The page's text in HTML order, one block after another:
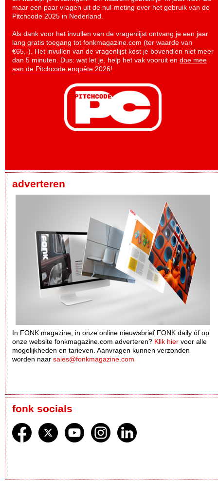
maar een paar vragen uit de nul-meting over het gebruik van de
Pitchcode 2025 in Nederland.
Als dank voor het invullen van de vragenlijst ontvang je een jaar
lang gratis toegang tot fonkmagazine.com (ter waarde van
€65,-). Het invullen van de vragenlijst kost je bovendien niet meer
dan 5 minuten. Dus: wat let je, help het vak vooruit en doe mee
aan de Pitchcode enquête 2026!
adverteren
In FONK magazine, in onze online nieuwsbrief FONK daily óf op
onze website fonkmagazine.com adverteren? Klik hier voor alle
mogelijkheden en tarieven. Aanvragen kunnen verzonden
worden naar sales@fonkmagazine.com
fonk socials